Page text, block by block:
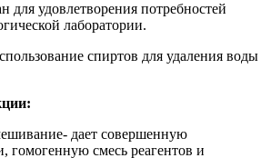
для удовлетворения потребностей
лаборатории.
спиртов для удаления воды
дает совершенную
гомогенную смесь реагентов и